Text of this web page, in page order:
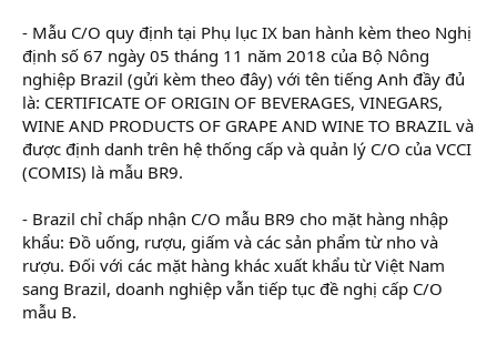
- Mẫu C/O quy định tại Phụ lục IX ban hành kèm theo Nghị
định số 67 ngày 05 tháng 11 năm 2018 của Bộ Nông
nghiệp Brazil (gửi kèm theo đây) với tên tiếng Anh đầy đủ
là: CERTIFICATE OF ORIGIN OF BEVERAGES, VINEGARS,
WINE AND PRODUCTS OF GRAPE AND WINE TO BRAZIL và
được định danh trên hệ thống cấp và quản lý C/O của VCCI
(COMIS) là mẫu BR9.
- Brazil chỉ chấp nhận C/O mẫu BR9 cho mặt hàng nhập
khẩu: Đồ uống, rượu, giấm và các sản phẩm từ nho và
rượu. Đối với các mặt hàng khác xuất khẩu từ Việt Nam
sang Brazil, doanh nghiệp vẫn tiếp tục đề nghị cấp C/O
mẫu B.